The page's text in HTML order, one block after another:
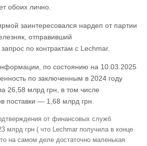
обоих лично.
заинтересовался нардеп от партии
отправивший
по контрактам с Lechmar.
по состоянию на 10.03.2025
по заключенным в 2024 году
26,58 млрд грн, в том числе
поставки — 1,68 млрд грн.
от финансовых служб
млрд грн ( что Lechmar получила в конце
на самом деле достаточно маленькая